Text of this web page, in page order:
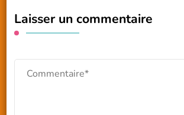
Laisser un commentaire